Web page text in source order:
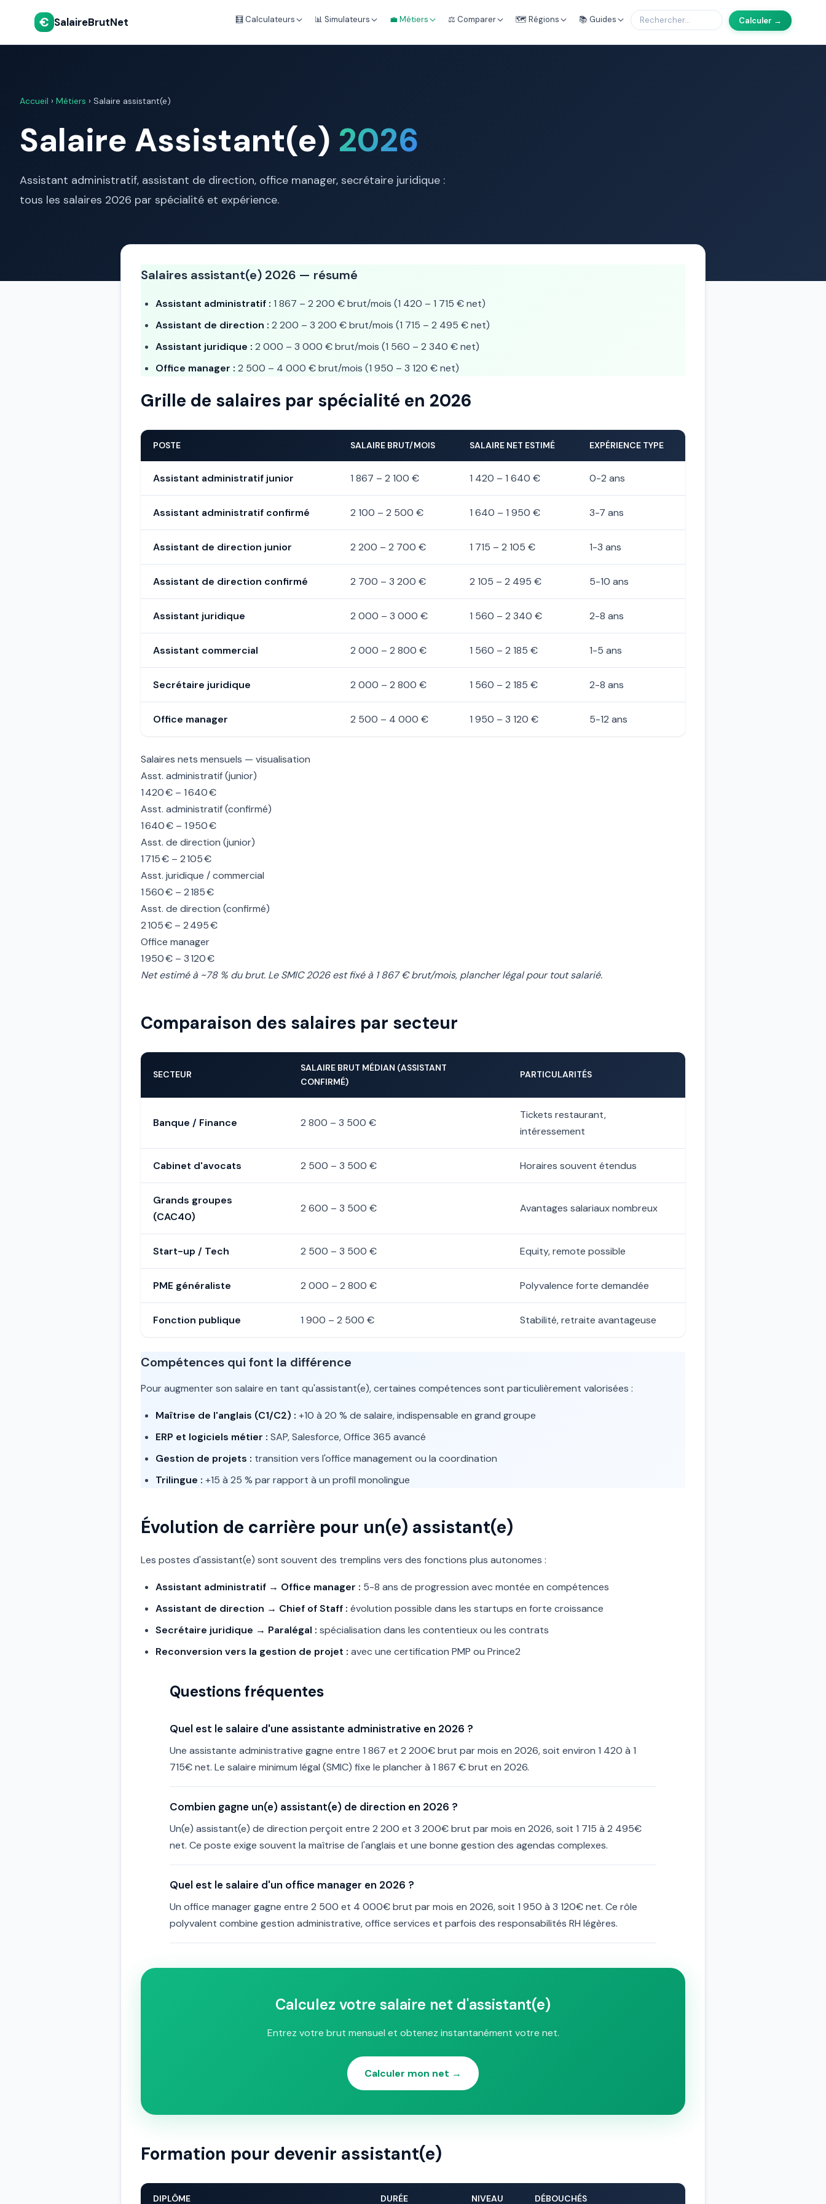
€ SalaireBrutNet 🧮 Calculateurs 📊 Simulateurs 💼 Métiers ⚖️ Comparer 🗺️ Régions 📚 Guides Calculer →
Accueil › Métiers › Salaire assistant(e)
Salaire Assistant(e) 2026
Assistant administratif, assistant de direction, office manager, secrétaire juridique :
tous les salaires 2026 par spécialité et expérience.
Salaires assistant(e) 2026 — résumé
Assistant administratif : 1 867 – 2 200 € brut/mois (1 420 – 1 715 € net)
Assistant de direction : 2 200 – 3 200 € brut/mois (1 715 – 2 495 € net)
Assistant juridique : 2 000 – 3 000 € brut/mois (1 560 – 2 340 € net)
Office manager : 2 500 – 4 000 € brut/mois (1 950 – 3 120 € net)
Grille de salaires par spécialité en 2026
POSTE SALAIRE BRUT/MOIS SALAIRE NET ESTIMÉ EXPÉRIENCE TYPE
Assistant administratif junior 1 867 – 2 100 € 1 420 – 1 640 € 0-2 ans
Assistant administratif confirmé 2 100 – 2 500 € 1 640 – 1 950 € 3-7 ans
Assistant de direction junior 2 200 – 2 700 € 1 715 – 2 105 € 1-3 ans
Assistant de direction confirmé 2 700 – 3 200 € 2 105 – 2 495 € 5-10 ans
Assistant juridique 2 000 – 3 000 € 1 560 – 2 340 € 2-8 ans
Assistant commercial 2 000 – 2 800 € 1 560 – 2 185 € 1-5 ans
Secrétaire juridique 2 000 – 2 800 € 1 560 – 2 185 € 2-8 ans
Office manager 2 500 – 4 000 € 1 950 – 3 120 € 5-12 ans
Salaires nets mensuels — visualisation
Asst. administratif (junior)
1 420 € – 1 640 €
Asst. administratif (confirmé)
1 640 € – 1 950 €
Asst. de direction (junior)
1 715 € – 2 105 €
Asst. juridique / commercial
1 560 € – 2 185 €
Asst. de direction (confirmé)
2 105 € – 2 495 €
Office manager
1 950 € – 3 120 €
Net estimé à ~78 % du brut. Le SMIC 2026 est fixé à 1 867 € brut/mois, plancher légal pour tout salarié.
Comparaison des salaires par secteur
SECTEUR
SALAIRE BRUT MÉDIAN (ASSISTANT
CONFIRMÉ)
PARTICULARITÉS
Banque / Finance 2 800 – 3 500 €
Tickets restaurant,
intéressement
Cabinet d'avocats 2 500 – 3 500 € Horaires souvent étendus
Grands groupes
(CAC40)
2 600 – 3 500 € Avantages salariaux nombreux
Start-up / Tech 2 500 – 3 500 € Equity, remote possible
PME généraliste 2 000 – 2 800 € Polyvalence forte demandée
Fonction publique 1 900 – 2 500 € Stabilité, retraite avantageuse
Compétences qui font la différence
Pour augmenter son salaire en tant qu'assistant(e), certaines compétences sont particulièrement valorisées :
Maîtrise de l'anglais (C1/C2) : +10 à 20 % de salaire, indispensable en grand groupe
ERP et logiciels métier : SAP, Salesforce, Office 365 avancé
Gestion de projets : transition vers l'office management ou la coordination
Trilingue : +15 à 25 % par rapport à un profil monolingue
Évolution de carrière pour un(e) assistant(e)
Les postes d'assistant(e) sont souvent des tremplins vers des fonctions plus autonomes :
Assistant administratif → Office manager : 5-8 ans de progression avec montée en compétences
Assistant de direction → Chief of Staff : évolution possible dans les startups en forte croissance
Secrétaire juridique → Paralégal : spécialisation dans les contentieux ou les contrats
Reconversion vers la gestion de projet : avec une certification PMP ou Prince2
Questions fréquentes
Quel est le salaire d'une assistante administrative en 2026 ?
Une assistante administrative gagne entre 1 867 et 2 200€ brut par mois en 2026, soit environ 1 420 à 1
715€ net. Le salaire minimum légal (SMIC) fixe le plancher à 1 867 € brut en 2026.
Combien gagne un(e) assistant(e) de direction en 2026 ?
Un(e) assistant(e) de direction perçoit entre 2 200 et 3 200€ brut par mois en 2026, soit 1 715 à 2 495€
net. Ce poste exige souvent la maîtrise de l'anglais et une bonne gestion des agendas complexes.
Quel est le salaire d'un office manager en 2026 ?
Un office manager gagne entre 2 500 et 4 000€ brut par mois en 2026, soit 1 950 à 3 120€ net. Ce rôle
polyvalent combine gestion administrative, office services et parfois des responsabilités RH légères.
Calculez votre salaire net d'assistant(e)
Entrez votre brut mensuel et obtenez instantanément votre net.
Calculer mon net →
Formation pour devenir assistant(e)
DIPLÔME DURÉE NIVEAU DÉBOUCHÉS